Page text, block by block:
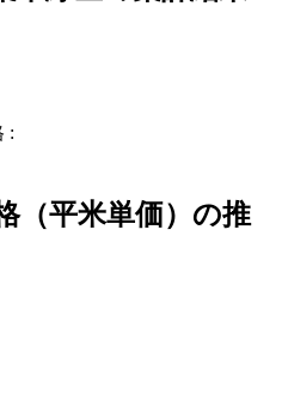
:
（平米単価）の推